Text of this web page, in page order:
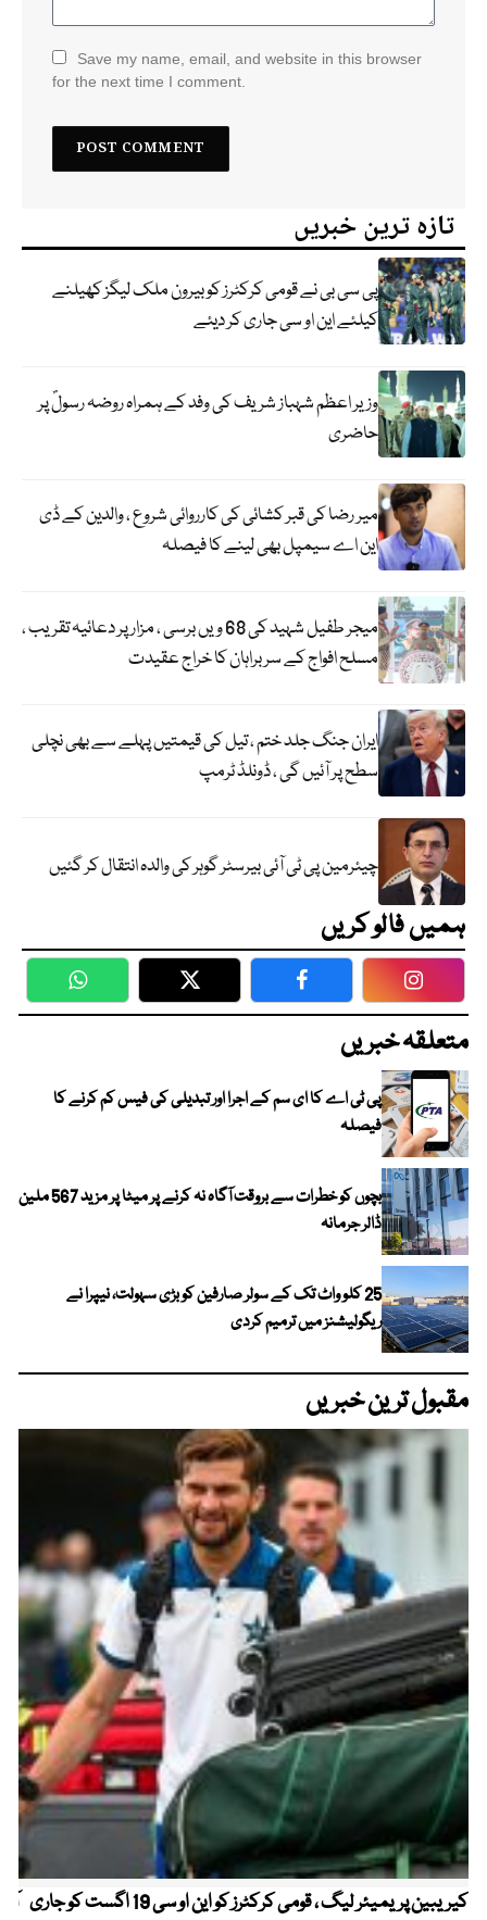
Save my name, email, and website in this browser
for the next time I comment.
تازہ ترین خبریں
پی سی بی نے قومی کرکٹرز کو بیرون ملک لیگز کھیلنے
کیلئے این او سی جاری کر دیئے
وزیر اعظم شہباز شریف کی وفد کے ہمراہ روضہ رسولؐ پر
حاضری
میر رضا کی قبر کشائی کی کارروائی شروع ، والدین کے ڈی
این اے سیمپل بھی لینے کا فیصلہ
میجر طفیل شہید کی 68 ویں برسی ، مزار پر دعائیہ تقریب ،
مسلح افواج کے سربراہان کا خراج عقیدت
ایران جنگ جلد ختم ، تیل کی قیمتیں پہلے سے بھی نچلی
سطح پر آئیں گی ، ڈونلڈ ٹرمپ
چیئرمین پی ٹی آئی بیرسٹر گوہر کی والدہ انتقال کر گئیں
ہمیں فالو کریں
WhatsApp Twitter Facebook
متعلقہ خبریں
پی ٹی اے کا ای سم کے اجرا اور تبدیلی کی فیس کم کرنے کا
فیصلہ
بچوں کو خطرات سے بروقت آگاہ نہ کرنے پر میٹا پر مزید 567 ملین
ڈالر جرمانہ
25 کلو واٹ تک کے سولر صارفین کو بڑی سہولت، نیپرا نے
ریگولیشنز میں ترمیم کردی
مقبول ترین خبریں
کیریبین پریمیئر لیگ ، قومی کرکٹرز کو این او سی 19 اگست کو جاری